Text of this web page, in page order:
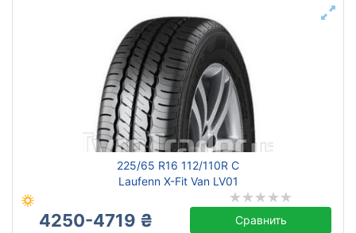
225/65 R16 112/110R C
Laufenn X-Fit Van LV01
4250-4719 ₴ Сравнить